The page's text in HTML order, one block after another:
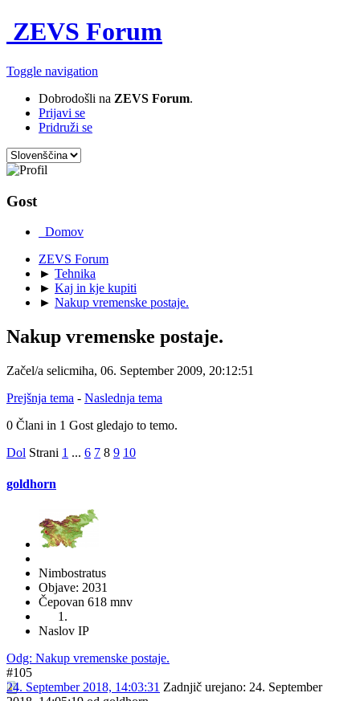
ZEVS Forum
Toggle navigation
Dobrodošli na ZEVS Forum.
Prijavi se
Pridruži se
Gost
Domov
ZEVS Forum
► Tehnika
► Kaj in kje kupiti
► Nakup vremenske postaje.
Nakup vremenske postaje.
Začel/a selicmiha, 06. September 2009, 20:12:51
Prejšnja tema - Naslednja tema
0 Člani in 1 Gost gledajo to temo.
Dol Strani 1 ... 6 7 8 9 10
goldhorn
Nimbostratus
Objave: 2031
Čepovan 618 mnv
Naslov IP
Odg: Nakup vremenske postaje.
#105
24. September 2018, 14:03:31 Zadnjič urejano: 24. September